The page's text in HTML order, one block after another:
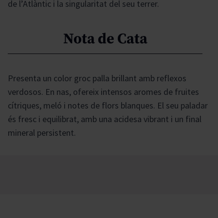
de l’Atlàntic i la singularitat del seu terrer.
Nota de Cata
Presenta un color groc palla brillant amb reflexos
verdosos. En nas, ofereix intensos aromes de fruites
cítriques, meló i notes de flors blanques. El seu paladar
és fresc i equilibrat, amb una acidesa vibrant i un final
mineral persistent.